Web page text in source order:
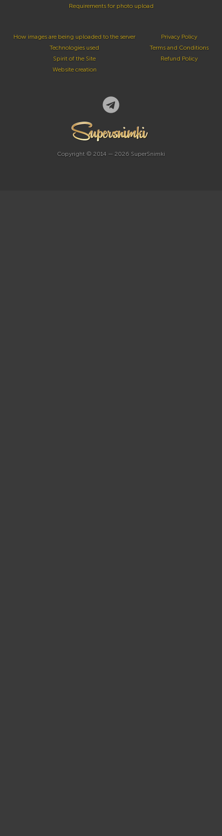
Requirements for photo upload
How images are being uploaded to the server
Technologies used
Spirit of the Site
Website creation
Privacy Policy
Terms and Conditions
Refund Policy
Copyright © 2014 — 2026 SuperSnimki